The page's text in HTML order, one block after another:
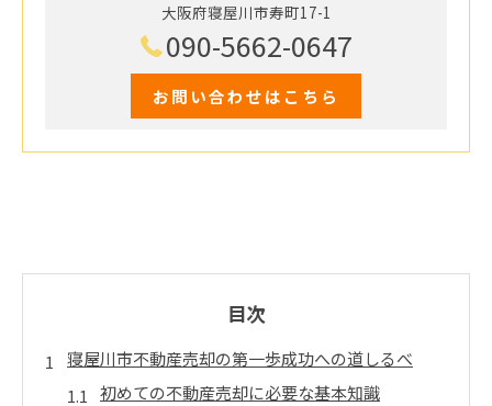
大阪府寝屋川市寿町17-1
090-5662-0647
お問い合わせはこちら
目次
寝屋川市不動産売却の第一歩成功への道しるべ
初めての不動産売却に必要な基本知識